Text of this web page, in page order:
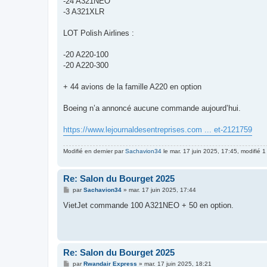
-3 A321XLR
LOT Polish Airlines :
-20 A220-100
-20 A220-300
+ 44 avions de la famille A220 en option
Boeing n’a annoncé aucune commande aujourd’hui.
https://www.lejournaldesentreprises.com ... et-2121759
Modifié en dernier parSachavion34 le mar. 17 juin 2025, 17:45, modifié 1
Re: Salon du Bourget 2025
M
s
parSachavion34» mar. 17 juin 2025, 17:44
VietJet commande 100 A321NEO + 50 en option.
Re: Salon du Bourget 2025
MparRwandair Express » mar. 17 juin 2025, 18:21